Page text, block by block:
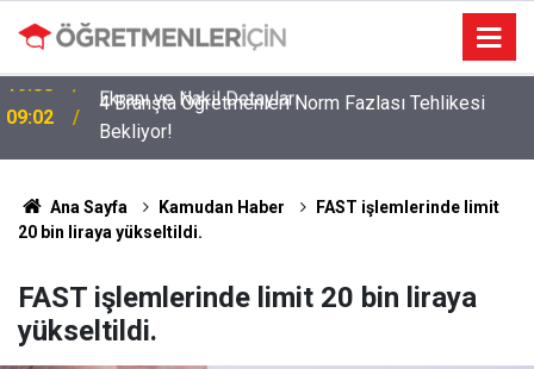
09:02
4 Branşta Öğretmenleri Norm Fazlası Tehlikesi
Bekliyor!
Ana Sayfa Kamudan Haber
FAST işlemlerinde limit
20 bin liraya yükseltildi.
FAST işlemlerinde limit 20 bin liraya
yükseltildi.